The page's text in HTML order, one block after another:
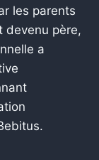
les parents
devenu père,
a